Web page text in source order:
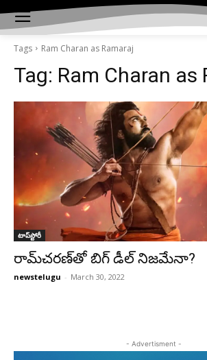
Tags Ram Charan as Ramaraj
Tag: Ram Charan as
టాప్‌స్టోరీ
రామ్‌చరణ్‌తో బిగ్‌ డీల్‌ నిజమేనా?
newstelugu - March 30, 2022
- Advertisment -